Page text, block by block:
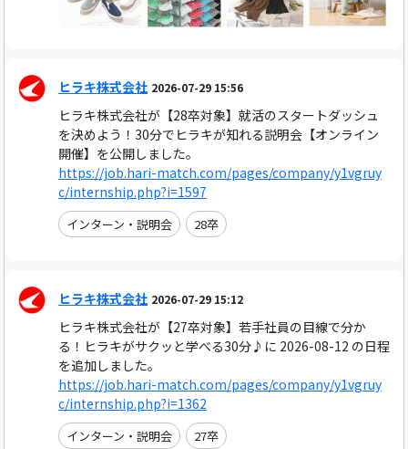
ヒラキ株式会社 2026-07-29 15:56
ヒラキ株式会社が【28卒対象】就活のスタートダッシュ
を決めよう！30分でヒラキが知れる説明会【オンライン
開催】を公開しました。
https://job.hari-match.com/pages/company/y1vgruy
c/internship.php?i=1597
インターン・説明会 28卒
ヒラキ株式会社 2026-07-29 15:12
ヒラキ株式会社が【27卒対象】若手社員の目線で分か
る！ヒラキがサクッと学べる30分♪に 2026-08-12 の日程
を追加しました。
https://job.hari-match.com/pages/company/y1vgruy
c/internship.php?i=1362
インターン・説明会 27卒